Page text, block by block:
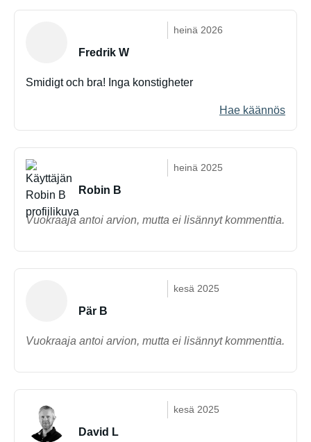
heinä 2026
Fredrik W
Smidigt och bra! Inga konstigheter
Hae käännös
heinä 2025
Robin B
Vuokraaja antoi arvion, mutta ei lisännyt kommenttia.
kesä 2025
Pär B
Vuokraaja antoi arvion, mutta ei lisännyt kommenttia.
kesä 2025
David L